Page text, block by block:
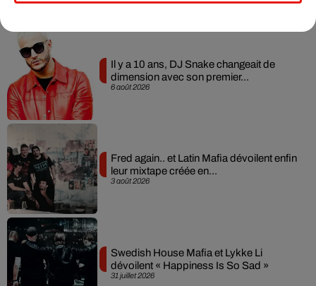
6 août 2026
Il y a 10 ans, DJ Snake changeait de
dimension avec son premier...
3 août 2026
Fred again.. et Latin Mafia dévoilent enfin
leur mixtape créée en...
31 juillet 2026
Swedish House Mafia et Lykke Li
dévoilent « Happiness Is So Sad »